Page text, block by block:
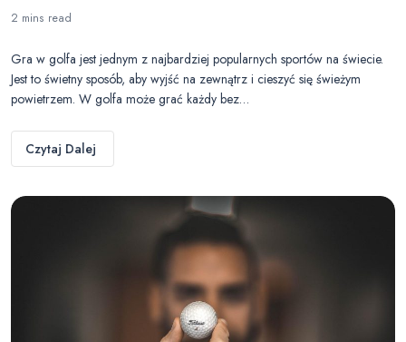
2 mins read
Gra w golfa jest jednym z najbardziej popularnych sportów na świecie.
Jest to świetny sposób, aby wyjść na zewnątrz i cieszyć się świeżym
powietrzem. W golfa może grać każdy bez…
Czytaj Dalej